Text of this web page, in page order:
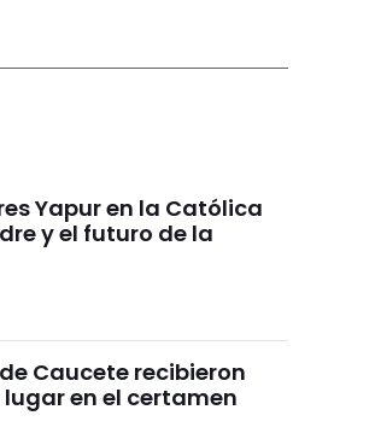
Yapur en la Católica
y el futuro de la
Caucete recibieron
en el certamen